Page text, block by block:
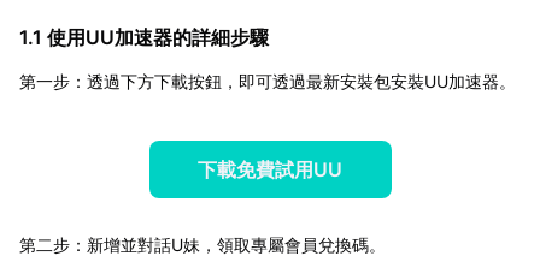
1.1 使用UU加速器的詳細步驟
第一步：透過下方下載按鈕，即可透過最新安裝包安裝UU加速器。
下載免費試用UU
第二步：新增並對話U妹，領取專屬會員兌換碼。